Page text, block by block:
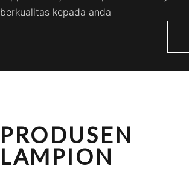
berkualitas kepada anda
PRODUSEN
LAMPION